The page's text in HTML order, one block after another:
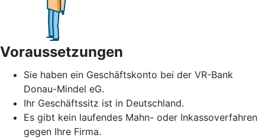
Voraussetzungen
Sie haben ein Geschäftskonto bei der VR-Bank
Donau-Mindel eG.
Ihr Geschäftssitz ist in Deutschland.
Es gibt kein laufendes Mahn- oder Inkassoverfahren
gegen Ihre Firma.